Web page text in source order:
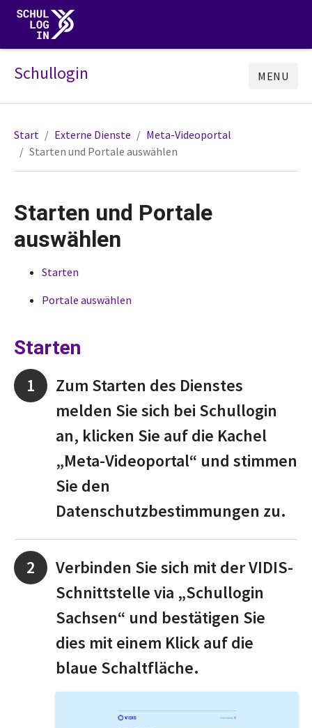
Schullogin MENU
Start Externe Dienste
Meta-Videoportal
Starten und Portale auswählen
Starten und Portale
auswählen
Starten
Portale auswählen
Starten
Zum Starten des Dienstes
melden Sie sich bei Schullogin
an, klicken Sie auf die Kachel
„Meta-Videoportal“ und stimmen
Sie den
Datenschutzbestimmungen zu.
Verbinden Sie sich mit der VIDIS-
Schnittstelle via „Schullogin
Sachsen“ und bestätigen Sie
dies mit einem Klick auf die
blaue Schaltfläche.